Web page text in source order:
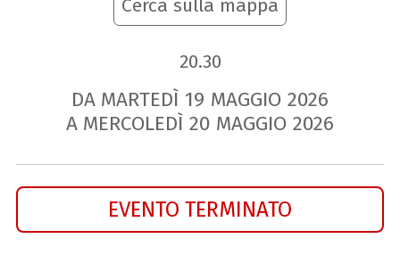
Cerca sulla mappa
20.30
DA MARTEDÌ 19 MAGGIO 2026
A MERCOLEDÌ 20 MAGGIO 2026
EVENTO TERMINATO